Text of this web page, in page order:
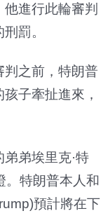
進行此輪審判
罰。
判之前，特朗普
子牽扯進來，
弟埃里克·特
。特朗普本人和
預計將在下